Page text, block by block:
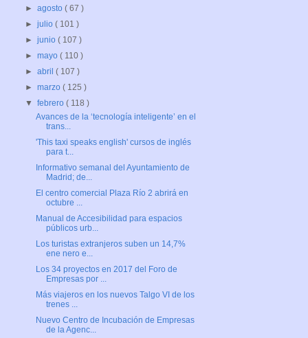
►agosto( 67 )
►julio( 101 )
►junio( 107 )
►mayo( 110 )
►abril( 107 )
►marzo( 125 )
▼febrero( 118 )
Avances de la ‘tecnología inteligente’ en el
trans...
'This taxi speaks english' cursos de inglés
para t...
Informativo semanal del Ayuntamiento de
Madrid; de...
El centro comercial Plaza Río 2 abrirá en
octubre ...
Manual de Accesibilidad para espacios
públicos urb...
Los turistas extranjeros suben un 14,7%
ene nero e...
Los 34 proyectos en 2017 del Foro de
Empresas por ...
Más viajeros en los nuevos Talgo VI de los
trenes ...
Nuevo Centro de Incubación de Empresas
de la Agenc...